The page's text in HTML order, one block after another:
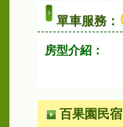
單車服務：
房型介紹：
百果園民宿